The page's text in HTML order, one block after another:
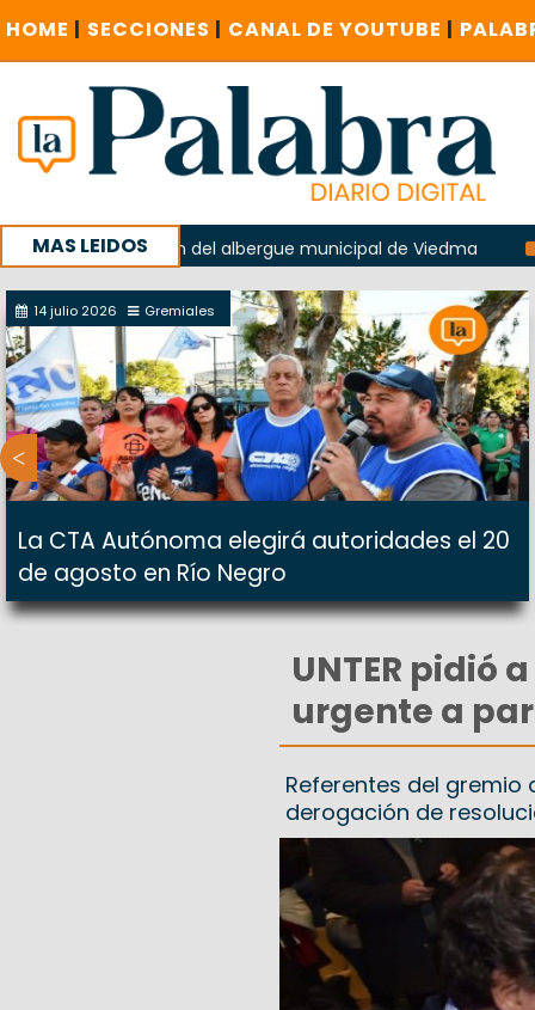
HOME | SECCIONES | CANAL DE YOUTUBE |
MAS LEIDOS
explosión del albergue municipal de Viedma La
con un encuentro provincial en Roca
14 julio 2026 Gremiales
La CTA Autónoma elegirá autoridades el 20
de agosto en Río Negro
UNTER pidió
urgente a
Referentes del
derogación de